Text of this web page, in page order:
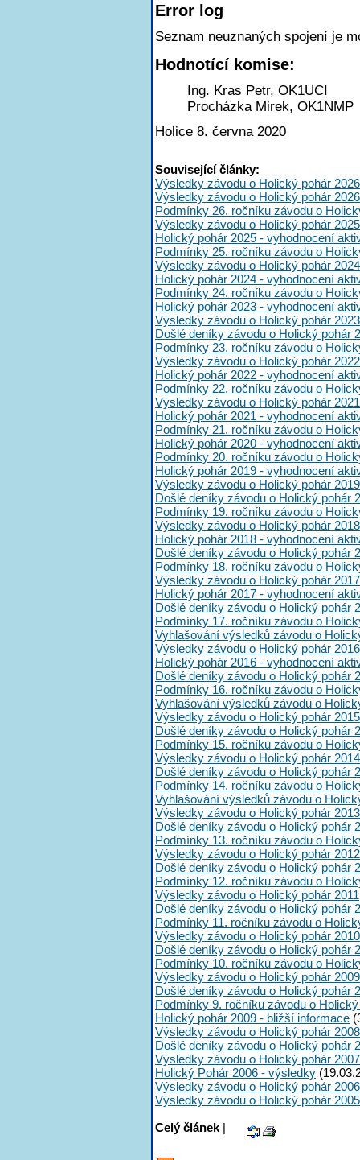
Error log
Seznam neuznaných spojení je
Hodnotící komise:
Ing. Kras Petr, OK1UCI
Procházka Mirek, OK1NMP
Holice 8. června 2020
Související články:
Výsledky závodu o Holický pohár
Výsledky závodu o Holický pohár 2026
Podmínky 26. ročníku závodu o
Výsledky závodu o Holický pohár 2025
Holický pohár 2025 - vyhodnocení
Podmínky 25. ročníku závodu o
Výsledky závodu o Holický pohár 2024
Holický pohár 2024 - vyhodnocení
Podmínky 24. ročníku závodu o
Holický pohár 2023 - vyhodnocení
Výsledky závodu o Holický pohár 2023
Došlé deníky závodu o Holický pohár
Podmínky 23. ročníku závodu o
Výsledky závodu o Holický pohár 2022
Holický pohár 2022 - vyhodnocení
Podmínky 22. ročníku závodu o
Výsledky závodu o Holický pohár 2021
Holický pohár 2021 - vyhodnocení
Podmínky 21. ročníku závodu o
Holický pohár 2020 - vyhodnocení
Podmínky 20. ročníku závodu o
Holický pohár 2019 - vyhodnocení
Výsledky závodu o Holický pohár 2019
Došlé deníky závodu o Holický pohár
Podmínky 19. ročníku závodu o
Výsledky závodu o Holický pohár 2018
Holický pohár 2018 - vyhodnocení
Došlé deníky závodu o Holický pohár
Podmínky 18. ročníku závodu o
Výsledky závodu o Holický pohár 2017
Holický pohár 2017 - vyhodnocení
Došlé deníky závodu o Holický pohár
Podmínky 17. ročníku závodu o
Vyhlašování výsledků závodu o
Výsledky závodu o Holický pohár 2016
Holický pohár 2016 - vyhodnocení
Došlé deníky závodu o Holický pohár
Podmínky 16. ročníku závodu o
Vyhlašování výsledků závodu o
Výsledky závodu o Holický pohár 2015
Došlé deníky závodu o Holický pohár
Podmínky 15. ročníku závodu o
Výsledky závodu o Holický pohár 2014
Došlé deníky závodu o Holický pohár
Podmínky 14. ročníku závodu o
Vyhlašování výsledků závodu o
Výsledky závodu o Holický pohár 2013
Došlé deníky závodu o Holický pohár
Podmínky 13. ročníku závodu o
Výsledky závodu o Holický pohár 2012
Došlé deníky závodu o Holický pohár
Podmínky 12. ročníku závodu o
Výsledky závodu o Holický pohár 2011
Došlé deníky závodu o Holický pohár
Podmínky 11. ročníku závodu o
Výsledky závodu o Holický pohár 2010
Došlé deníky závodu o Holický pohár
Podmínky 10. ročníku závodu o
Výsledky závodu o Holický pohár 2009
Došlé deníky závodu o Holický pohár
Podmínky 9. ročníku závodu o
Holický pohár 2009 - bližší informace
Výsledky závodu o Holický pohár 2008
Došlé deníky závodu o Holický pohár
Výsledky závodu o Holický pohár 2007
Holický Pohár 2006 - výsledky
Výsledky závodu o Holický pohár 2006
Výsledky závodu o Holický pohár 2005
Celý článek |